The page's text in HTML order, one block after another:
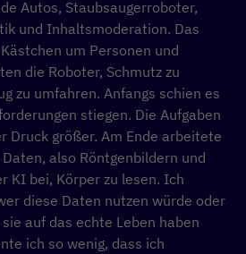
Autos, Staubsaugerroboter,
und Inhaltsmoderation. Das
um Personen und
die Roboter, Schmutz zu
zu umfahren. Anfangs schien es
stiegen. Die Aufgaben
Druck größer. Am Ende arbeitete
also Röntgenbildern und
KI bei, Körper zu lesen. Ich
diese Daten nutzen würde oder
auf das echte Leben haben
ich so wenig, dass ich